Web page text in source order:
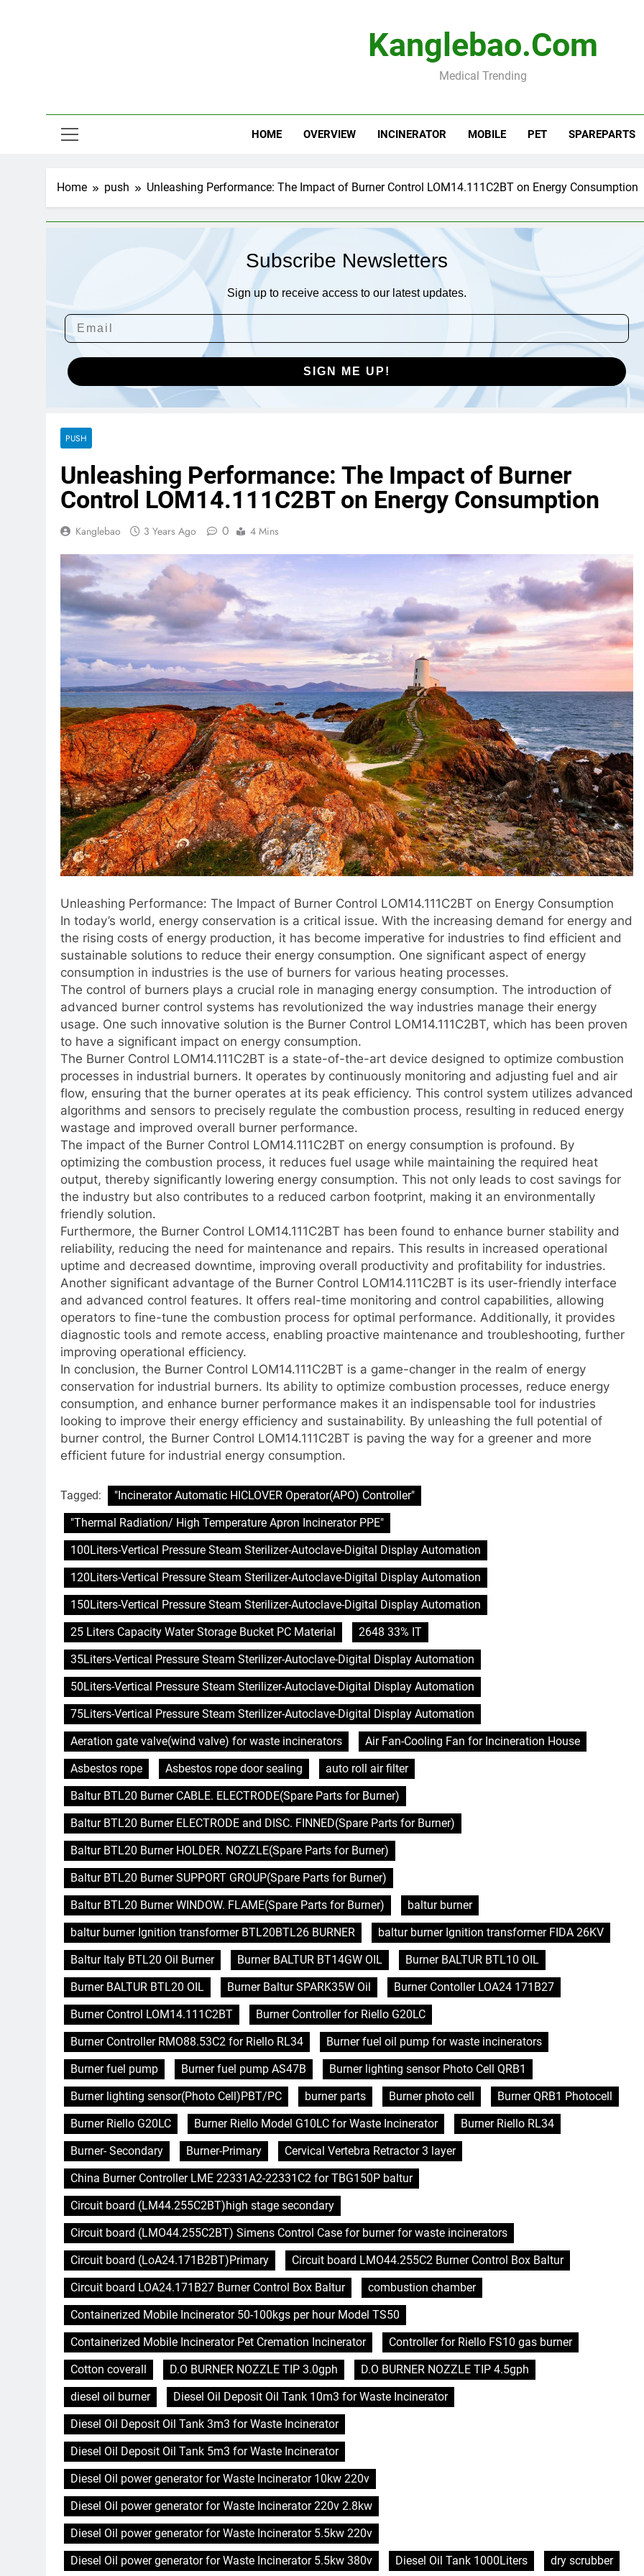
Kanglebao.com
Medical Trending
HOME OVERVIEW INCINERATOR MOBILE PET SPAREPARTS
Home push Unleashing Performance: The Impact of Burner Control LOM14.111C2BT on Energy Consumption
Subscribe Newsletters
Sign up to receive access to our latest updates.
SIGN ME UP!
PUSH
Unleashing Performance: The Impact of Burner
Control LOM14.111C2BT on Energy Consumption
Kanglebao 3 Years Ago 0 4 Mins
Unleashing Performance: The Impact of Burner Control LOM14.111C2BT on Energy Consumption
In today’s world, energy conservation is a critical issue. With the increasing demand for energy and
the rising costs of energy production, it has become imperative for industries to find efficient and
sustainable solutions to reduce their energy consumption. One significant aspect of energy
consumption in industries is the use of burners for various heating processes.
The control of burners plays a crucial role in managing energy consumption. The introduction of
advanced burner control systems has revolutionized the way industries manage their energy
usage. One such innovative solution is the Burner Control LOM14.111C2BT, which has been proven
to have a significant impact on energy consumption.
The Burner Control LOM14.111C2BT is a state-of-the-art device designed to optimize combustion
processes in industrial burners. It operates by continuously monitoring and adjusting fuel and air
flow, ensuring that the burner operates at its peak efficiency. This control system utilizes advanced
algorithms and sensors to precisely regulate the combustion process, resulting in reduced energy
wastage and improved overall burner performance.
The impact of the Burner Control LOM14.111C2BT on energy consumption is profound. By
optimizing the combustion process, it reduces fuel usage while maintaining the required heat
output, thereby significantly lowering energy consumption. This not only leads to cost savings for
the industry but also contributes to a reduced carbon footprint, making it an environmentally
friendly solution.
Furthermore, the Burner Control LOM14.111C2BT has been found to enhance burner stability and
reliability, reducing the need for maintenance and repairs. This results in increased operational
uptime and decreased downtime, improving overall productivity and profitability for industries.
Another significant advantage of the Burner Control LOM14.111C2BT is its user-friendly interface
and advanced control features. It offers real-time monitoring and control capabilities, allowing
operators to fine-tune the combustion process for optimal performance. Additionally, it provides
diagnostic tools and remote access, enabling proactive maintenance and troubleshooting, further
improving operational efficiency.
In conclusion, the Burner Control LOM14.111C2BT is a game-changer in the realm of energy
conservation for industrial burners. Its ability to optimize combustion processes, reduce energy
consumption, and enhance burner performance makes it an indispensable tool for industries
looking to improve their energy efficiency and sustainability. By unleashing the full potential of
burner control, the Burner Control LOM14.111C2BT is paving the way for a greener and more
efficient future for industrial energy consumption.
Tagged:
"Incinerator Automatic HICLOVER Operator(APO) Controller"
"Thermal Radiation/ High Temperature Apron Incinerator PPE"
100Liters-Vertical Pressure Steam Sterilizer-Autoclave-Digital Display Automation
120Liters-Vertical Pressure Steam Sterilizer-Autoclave-Digital Display Automation
150Liters-Vertical Pressure Steam Sterilizer-Autoclave-Digital Display Automation
25 Liters Capacity Water Storage Bucket PC Material
2648 33% IT
35Liters-Vertical Pressure Steam Sterilizer-Autoclave-Digital Display Automation
50Liters-Vertical Pressure Steam Sterilizer-Autoclave-Digital Display Automation
75Liters-Vertical Pressure Steam Sterilizer-Autoclave-Digital Display Automation
Aeration gate valve(wind valve) for waste incinerators
Air Fan-Cooling Fan for Incineration House
Asbestos rope
Asbestos rope door sealing
auto roll air filter
Baltur BTL20 Burner CABLE. ELECTRODE(Spare Parts for Burner)
Baltur BTL20 Burner ELECTRODE and DISC. FINNED(Spare Parts for Burner)
Baltur BTL20 Burner HOLDER. NOZZLE(Spare Parts for Burner)
Baltur BTL20 Burner SUPPORT GROUP(Spare Parts for Burner)
Baltur BTL20 Burner WINDOW. FLAME(Spare Parts for Burner)
baltur burner
baltur burner Ignition transformer BTL20BTL26 BURNER
baltur burner Ignition transformer FIDA 26KV
Baltur Italy BTL20 Oil Burner
Burner BALTUR BT14GW OIL
Burner BALTUR BTL10 OIL
Burner BALTUR BTL20 OIL
Burner Baltur SPARK35W Oil
Burner Contoller LOA24 171B27
Burner Control LOM14.111C2BT
Burner Controller for Riello G20LC
Burner Controller RMO88.53C2 for Riello RL34
Burner fuel oil pump for waste incinerators
Burner fuel pump
Burner fuel pump AS47B
Burner lighting sensor Photo Cell QRB1
Burner lighting sensor(Photo Cell)PBT/PC
burner parts Burner photo cell
Burner QRB1 Photocell
Burner Riello G20LC
Burner Riello Model G10LC for Waste Incinerator
Burner Riello RL34
Burner- Secondary
Burner-Primary
Cervical Vertebra Retractor 3 layer
China Burner Controller LME 22331A2-22331C2 for TBG150P baltur
Circuit board (LM44.255C2BT)high stage secondary
Circuit board (LMO44.255C2BT) Simens Control Case for burner for waste incinerators
Circuit board (LoA24.171B2BT)Primary
Circuit board LMO44.255C2 Burner Control Box Baltur
Circuit board LOA24.171B27 Burner Control Box Baltur
combustion chamber
Containerized Mobile Incinerator 50-100kgs per hour Model TS50
Containerized Mobile Incinerator Pet Cremation Incinerator
Controller for Riello FS10 gas burner
Cotton coverall
D.O BURNER NOZZLE TIP 3.0gph
D.O BURNER NOZZLE TIP 4.5gph
diesel oil burner
Diesel Oil Deposit Oil Tank 10m3 for Waste Incinerator
Diesel Oil Deposit Oil Tank 3m3 for Waste Incinerator
Diesel Oil Deposit Oil Tank 5m3 for Waste Incinerator
Diesel Oil power generator for Waste Incinerator 10kw 220v
Diesel Oil power generator for Waste Incinerator 220v 2.8kw
Diesel Oil power generator for Waste Incinerator 5.5kw 220v
Diesel Oil power generator for Waste Incinerator 5.5kw 380v
Diesel Oil Tank 1000Liters dry scrubber